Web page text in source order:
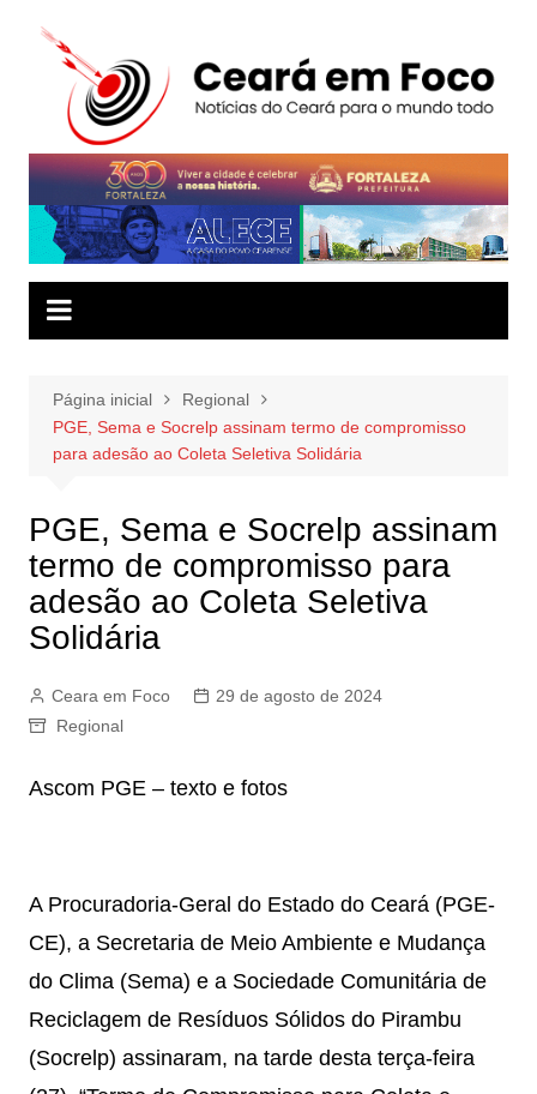
conteúdo
Página inicial
Regional
PGE, Sema e Socrelp assinam termo de compromisso
para adesão ao Coleta Seletiva Solidária
PGE, Sema e Socrelp assinam
termo de compromisso para
adesão ao Coleta Seletiva
Solidária
Ceara em Foco
29 de agosto de 2024
Regional
Ascom PGE – texto e fotos
A Procuradoria-Geral do Estado do Ceará (PGE-
CE), a Secretaria de Meio Ambiente e Mudança
do Clima (Sema) e a Sociedade Comunitária de
Reciclagem de Resíduos Sólidos do Pirambu
(Socrelp) assinaram, na tarde desta terça-feira